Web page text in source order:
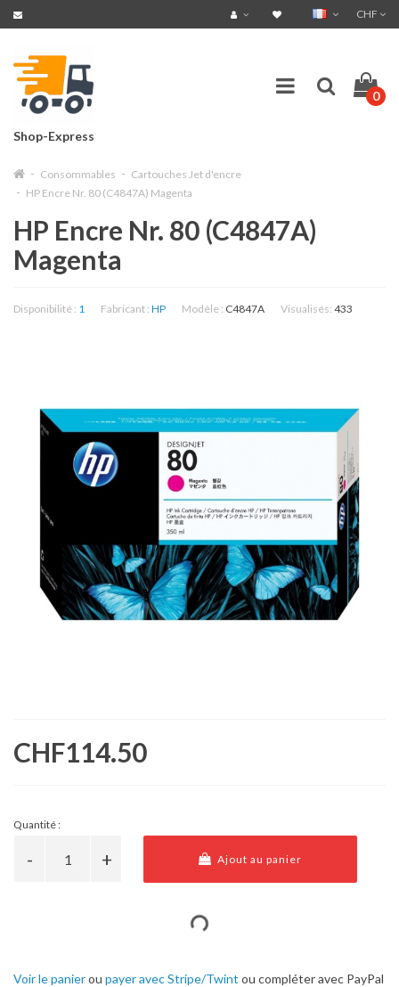
CHF
Shop-Express
0
Consommables
Cartouches Jet d'encre
HP Encre Nr. 80 (C4847A) Magenta
HP Encre Nr. 80 (C4847A)
Magenta
Disponibilité : 1 Fabricant : HP Modèle : C4847A Visualisés: 433
CHF114.50
Quantité :
Ajout au panier
Voir le panierou payer avec Stripe/Twint ou compléter avec PayPal